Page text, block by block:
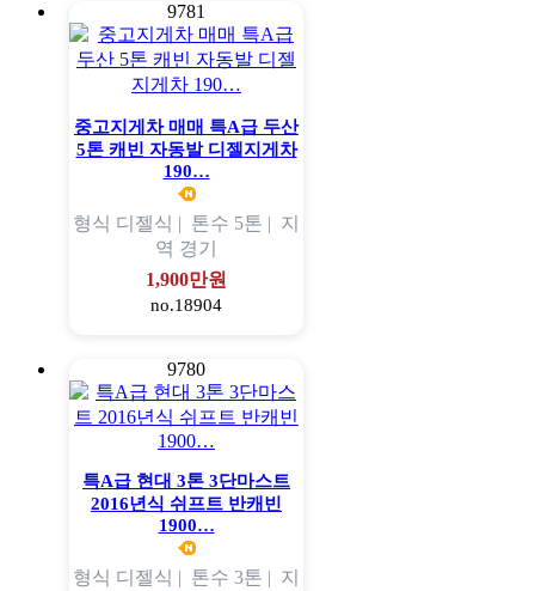
9781
중고지게차 매매 특A급 두산
5톤 캐빈 자동발 디젤지게차
190…
형식 디젤식 | 톤수 5톤 | 지
역 경기
1,900만원
no.18904
9780
특A급 현대 3톤 3단마스트
2016년식 쉬프트 반캐빈
1900…
형식 디젤식 | 톤수 3톤 | 지